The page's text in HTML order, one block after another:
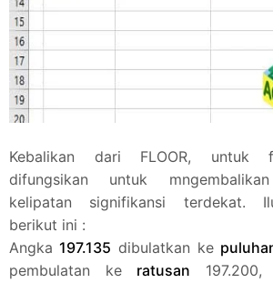
Kebalikan dari FLOOR, untuk
difungsikan untuk
kelipatan signifikansi terdekat.
berikut ini :
Angka 197.135 dibulatkan ke
pembulatan ke ratusan 197.200,